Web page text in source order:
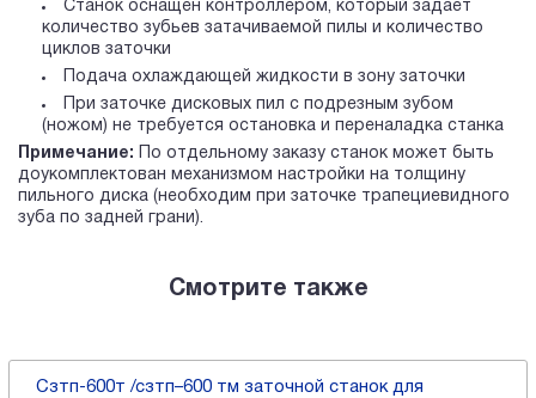
Станок оснащен контроллером, который задает
количество зубьев затачиваемой пилы и количество
циклов заточки
Подача охлаждающей жидкости в зону заточки
При заточке дисковых пил с подрезным зубом
(ножом) не требуется остановка и переналадка станка
Примечание: По отдельному заказу станок может быть
доукомплектован механизмом настройки на толщину
пильного диска (необходим при заточке трапециевидного
зуба по задней грани).
Смотрите также
Cзтп-600т /сзтп–600 тм заточной станок для